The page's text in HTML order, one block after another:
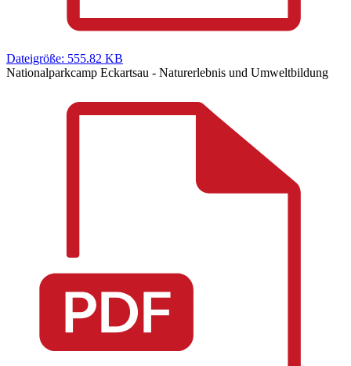
Dateigröße: 555.82 KB
Nationalparkcamp Eckartsau - Naturerlebnis und Umweltbildung